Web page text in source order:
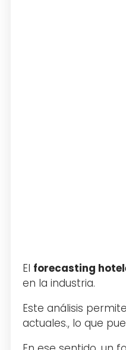
El forecasting
en la industria.
Este análisis
actuales., lo que